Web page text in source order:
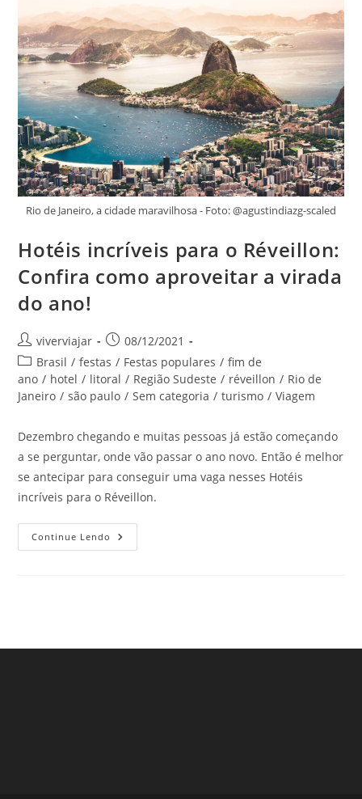
Rio de Janeiro, a cidade maravilhosa - Foto: @agustindiazg-scaled
Hotéis incríveis para o Réveillon:
Confira como aproveitar a virada
do ano!
Autor
do
post:
viverviajar
Post
publicado:
08/12/2021
Categoria
do
post:
Brasil / festas / Festas populares / fim de
ano / hotel / litoral / Região Sudeste / réveillon / Rio de
Janeiro / são paulo / Sem categoria / turismo / Viagem
Dezembro chegando e muitas pessoas já estão começando
a se perguntar, onde vão passar o ano novo. Então é melhor
se antecipar para conseguir uma vaga nesses Hotéis
incríveis para o Réveillon.
Continue Lendo Hotéis
Incríveis
Do